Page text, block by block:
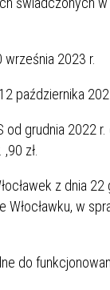
2023 r.
grudnia 2022
,90 zł.
z dnia
w
do